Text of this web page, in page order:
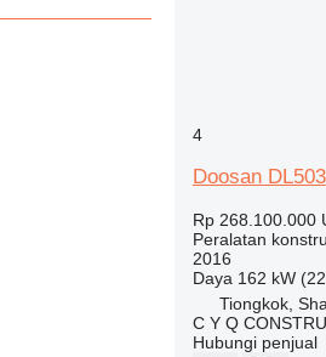
4
Doosan DL503
Rp 268.100.000
Peralatan
2016
Daya 162 kW
Tiongkok,
C Y Q
Hubungi penjual